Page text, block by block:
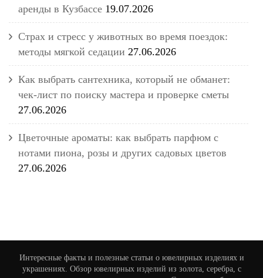
аренды в Кузбассе 19.07.2026
Страх и стресс у животных во время поездок:
методы мягкой седации 27.06.2026
Как выбрать сантехника, который не обманет:
чек-лист по поиску мастера и проверке сметы
27.06.2026
Цветочные ароматы: как выбрать парфюм с
нотами пиона, розы и других садовых цветов
27.06.2026
Интересные факты и полезные статьи о ювелирных изделиях и
украшениях. Обзор ювелирных изделий из золота, серебра, с